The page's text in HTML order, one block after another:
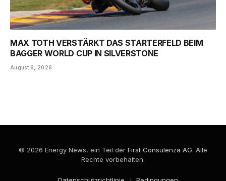
MAX TOTH VERSTÄRKT DAS STARTERFELD BEIM
BAGGER WORLD CUP IN SILVERSTONE
August 6, 2026
© 2026 Energy News, ein Teil der First Consulenza AG. Alle
Rechte vorbehalten.